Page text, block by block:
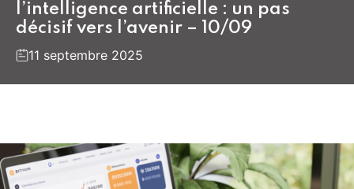
l’intelligence artificielle : un pas
décisif vers l’avenir – 10/09
11 septembre 2025